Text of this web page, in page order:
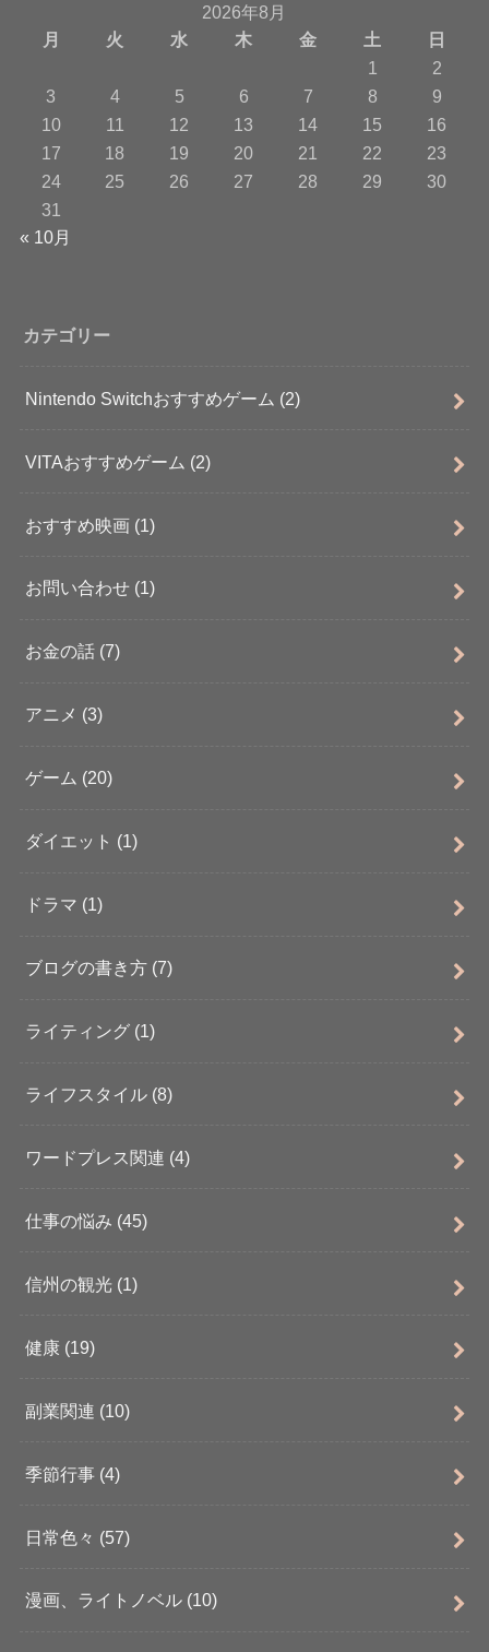
2026年8月
月
火 水 木 金 土
日
1
2
3
4 5 6 7 8
9
10
11 12 13 14 15
16
17
18 19 20 21 22
23
24
25 26 27 28 29
30
31
« 10月
カテゴリー
Nintendo Switchおすすめゲーム (2)
VITAおすすめゲーム (2)
おすすめ映画 (1)
お問い合わせ (1)
お金の話 (7)
アニメ (3)
ゲーム (20)
ダイエット (1)
ドラマ (1)
ブログの書き方 (7)
ライティング (1)
ライフスタイル (8)
ワードプレス関連 (4)
仕事の悩み (45)
信州の観光 (1)
健康 (19)
副業関連 (10)
季節行事 (4)
日常色々 (57)
漫画、ライトノベル (10)